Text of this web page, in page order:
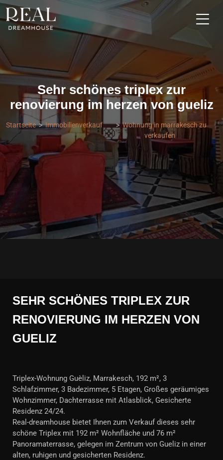
Sehr schönes triplex zur
renovierung im herzen von gueliz
Startseite Immobilienverkauf
Wohnung in marrakesch zu
verkaufen
SEHR SCHÖNES TRIPLEX ZUR
RENOVIERUNG IM HERZEN VON
GUELIZ
Triplex-Wohnung Guèliz, Marrakesch, 192 m², 3
Schlafzimmer, 3 Badezimmer, 5 Etagen, Großes geräumiges
Wohnzimmer, Dachterrasse mit Atlasblick, Gesicherte
Residenz 24/24.
Real-dreamhouse bietet Ihnen zum Verkauf dieses sehr
schöne Triplex mit 192 m² Wohnfläche und 76 m²
Panoramaterrasse, gelegen im Zentrum von Gueliz in einer
alten, ruhigen und gesicherten Residenz.